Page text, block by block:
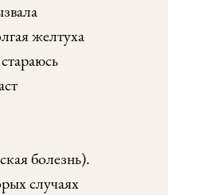
желтуха
болезнь).
случаях